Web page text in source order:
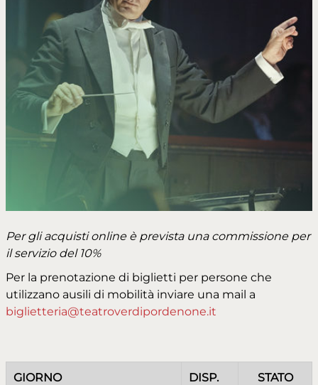
Per gli acquisti online è prevista una commissione per
il servizio del 10%
Per la prenotazione di biglietti per persone che
utilizzano ausili di mobilità inviare una mail a
biglietteria@teatroverdipordenone.it
GIORNO DISP. STATO